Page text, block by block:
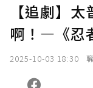
【追劇】
啊！—《忍
2025-10-03 18:30